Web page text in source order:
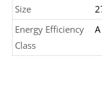
Size
Energy Efficiency
Class
A